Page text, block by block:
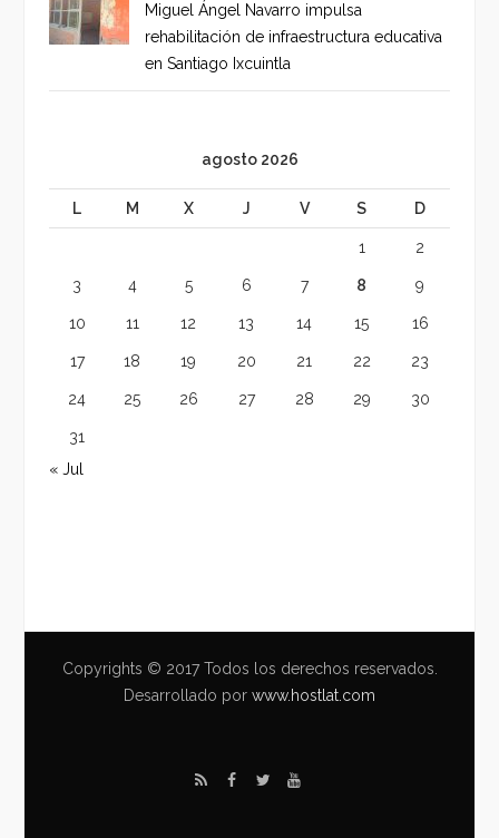
Miguel Ángel Navarro impulsa
rehabilitación de infraestructura educativa
en Santiago Ixcuintla
agosto 2026
L M X J V S D
1 2
3 4 5 6 7 8 9
10 11 12 13 14 15 16
17 18 19 20 21 22 23
24 25 26 27 28 29 30
31
« Jul
Copyrights © 2017 Todos los derechos reservados.
Desarrollado por www.hostlat.com
R
F
T
Y